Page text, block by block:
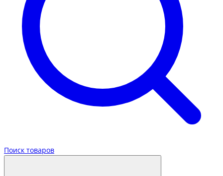
Поиск товаров